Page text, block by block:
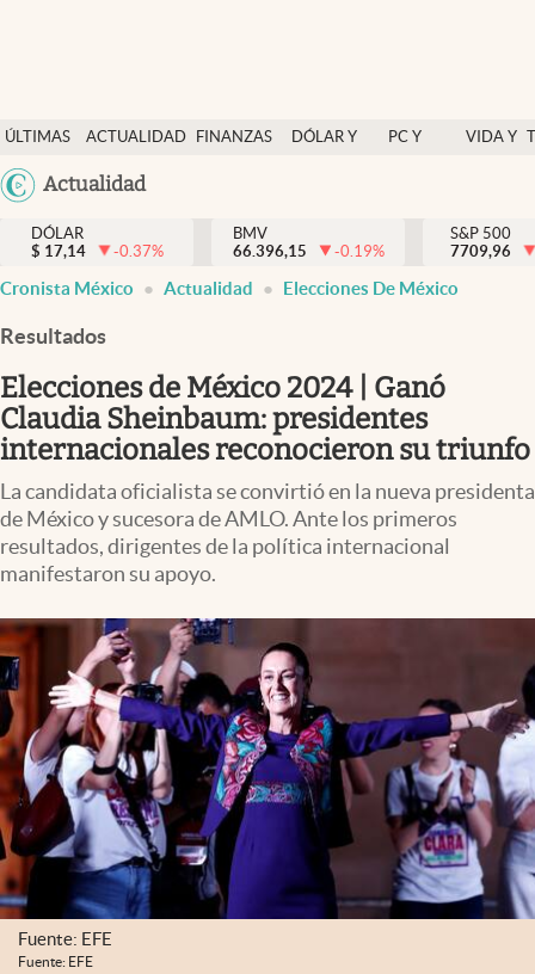
ÚLTIMAS
NOTICIAS
ACTUALIDAD
FINANZAS
DÓLAR Y
PC Y
VIDA Y
México
Actualidad
Actualidad
Finanzas y economía
Dólar y mercados
Pc y celular
Vida y estilo
Tv
Clima
Mediakit
abre en nueva pestaña
México
DÓLAR
$ 17,14 -0.37%
BMV
66.396,15
-0.19%
S&P 500
7709,96
Cronista México Actualidad Elecciones De México
Resultados
Elecciones de México 2024 | Ganó
Claudia Sheinbaum: presidentes
internacionales reconocieron su triunfo
La candidata oficialista se convirtió en la nueva presidenta
de México y sucesora de AMLO. Ante los primeros
resultados, dirigentes de la política internacional
manifestaron su apoyo.
Fuente: EFE
Fuente: EFE